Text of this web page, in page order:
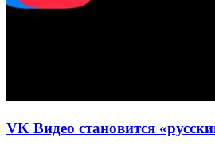
VK Видео становится